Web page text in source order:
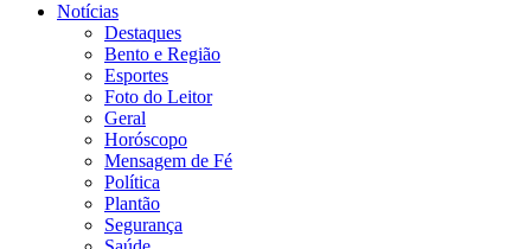
Notícias
Destaques
Bento e Região
Esportes
Foto do Leitor
Geral
Horóscopo
Mensagem de Fé
Política
Plantão
Segurança